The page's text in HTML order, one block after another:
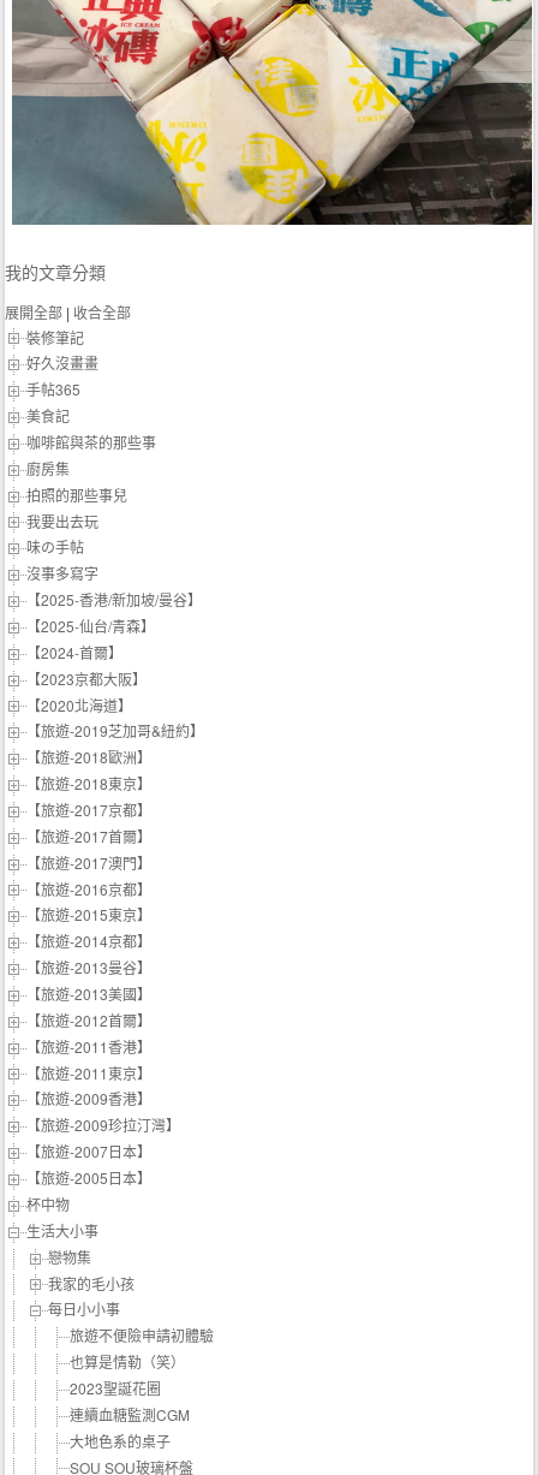
我的文章分類
展開全部 | 收合全部
裝修筆記
好久沒畫畫
手帖365
美食記
咖啡館與茶的那些事
廚房集
拍照的那些事兒
我要出去玩
味の手帖‬
沒事多寫字
【2025-香港/新加坡/曼谷】
【2025-仙台/青森】
【2024-首爾】
【2023京都大阪】
【2020北海道】
【旅遊-2019芝加哥&紐約】
【旅遊-2018歐洲】
【旅遊-2018東京】
【旅遊-2017京都】
【旅遊-2017首爾】
【旅遊-2017澳門】
【旅遊-2016京都】
【旅遊-2015東京】
【旅遊-2014京都】
【旅遊-2013曼谷】
【旅遊-2013美國】
【旅遊-2012首爾】
【旅遊-2011香港】
【旅遊-2011東京】
【旅遊-2009香港】
【旅遊-2009珍拉汀灣】
【旅遊-2007日本】
【旅遊-2005日本】
杯中物
生活大小事
戀物集
我家的毛小孩
每日小小事
旅遊不便險申請初體驗
也算是情勒（笑）
2023聖誕花圈
連續血糖監測CGM
大地色系的桌子
SOU SOU玻璃杯盤